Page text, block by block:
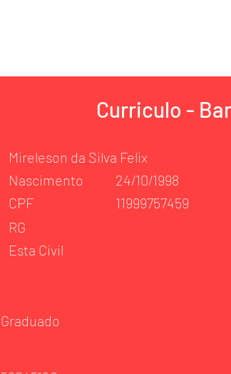
Curriculo -
Mireleson da Silva Felix
Nascimento
24/10/1998
CPF
11999757459
RG
Esta Civil
Graduado